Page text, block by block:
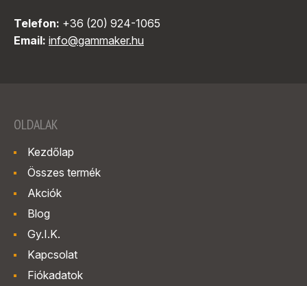
Telefon: +36 (20) 924-1065
Email: info@gammaker.hu
OLDALAK
Kezdőlap
Összes termék
Akciók
Blog
Gy.I.K.
Kapcsolat
Fiókadatok